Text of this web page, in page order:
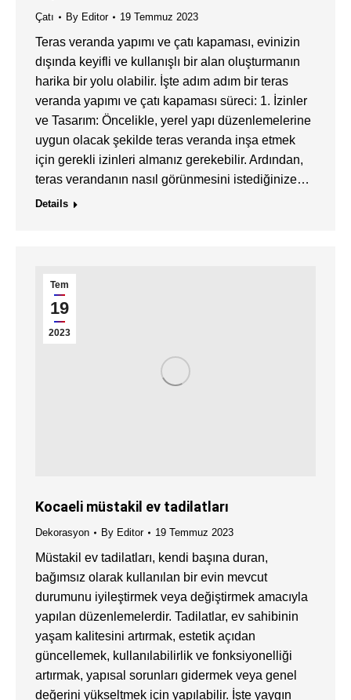
Çatı By Editor 19 Temmuz 2023
Teras veranda yapımı ve çatı kapaması, evinizin
dışında keyifli ve kullanışlı bir alan oluşturmanın
harika bir yolu olabilir. İşte adım adım bir teras
veranda yapımı ve çatı kapaması süreci: 1. İzinler
ve Tasarım: Öncelikle, yerel yapı düzenlemelerine
uygun olacak şekilde teras veranda inşa etmek
için gerekli izinleri almanız gerekebilir. Ardından,
teras verandanın nasıl görünmesini istediğinize…
Details
Tem
19
2023
Kocaeli müstakil ev tadilatları
Dekorasyon By Editor 19 Temmuz 2023
Müstakil ev tadilatları, kendi başına duran,
bağımsız olarak kullanılan bir evin mevcut
durumunu iyileştirmek veya değiştirmek amacıyla
yapılan düzenlemelerdir. Tadilatlar, ev sahibinin
yaşam kalitesini artırmak, estetik açıdan
güncellemek, kullanılabilirlik ve fonksiyonelliği
artırmak, yapısal sorunları gidermek veya genel
değerini yükseltmek için yapılabilir. İşte yaygın